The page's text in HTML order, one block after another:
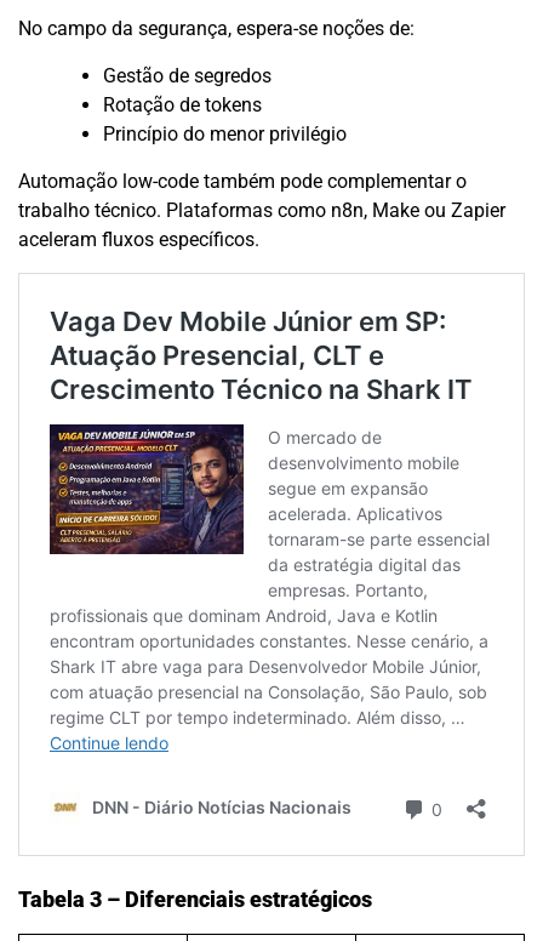
No campo da segurança, espera-se noções de:
Gestão de segredos
Rotação de tokens
Princípio do menor privilégio
Automação low-code também pode complementar o
trabalho técnico. Plataformas como n8n, Make ou Zapier
aceleram fluxos específicos.
Tabela 3 – Diferenciais estratégicos